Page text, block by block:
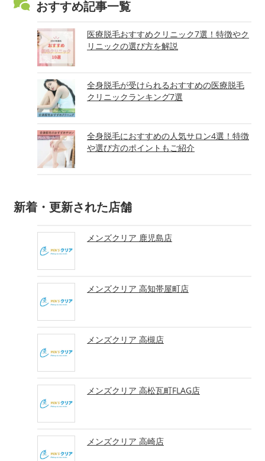
おすすめ記事一覧
医療脱毛おすすめクリニック7選！特徴やク
リニックの選び方を解説
全身脱毛が受けられるおすすめの医療脱毛
クリニックランキング7選
全身脱毛におすすめの人気サロン4選！特徴
や選び方のポイントもご紹介
新着・更新された店舗
メンズクリア 鹿児島店
メンズクリア 高知帯屋町店
メンズクリア 高槻店
メンズクリア 高松瓦町FLAG店
メンズクリア 高崎店